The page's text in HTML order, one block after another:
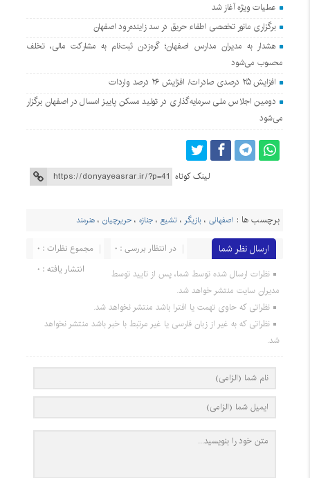
عملیات ویژه آغاز شد
برگزاری مانور تخصصی اطفاء حریق در سد زاینده‌رود اصفهان
هشدار به مدیران مدارس اصفهان؛ گره‌زدن ثبت‌نام به مشارکت مالی، تخلف
محسوب می‌شود
افزایش ۲۵ درصدی صادرات/ افزایش ۲۶ درصد واردات
دومین اجلاس ملی سرمایه‌گذاری در تولید مسکن پاییز امسال در اصفهان برگزار
می‌شود
لینک کوتاه
برچسب ها : اصفهانی ،بازیگر ،تشیع ،جنازه ،حریرچیان ،هنرمند
ارسال نظر شما مجموع نظرات : 0
در انتظار بررسی : 0
انتشار یافته : 0
نظرات ارسال شده توسط شما، پس از تایید توسط
مدیران سایت منتشر خواهد شد.
نظراتی که حاوی تهمت یا افترا باشد منتشر نخواهد شد.
نظراتی که به غیر از زبان فارسی یا غیر مرتبط با خبر باشد منتشر نخواهد
شد.